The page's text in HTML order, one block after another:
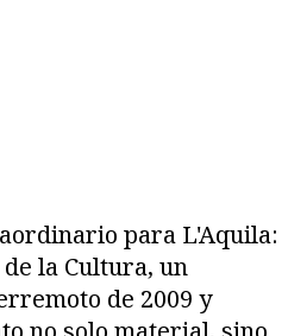
para L'Aquila:
la Cultura, un
de 2009 y